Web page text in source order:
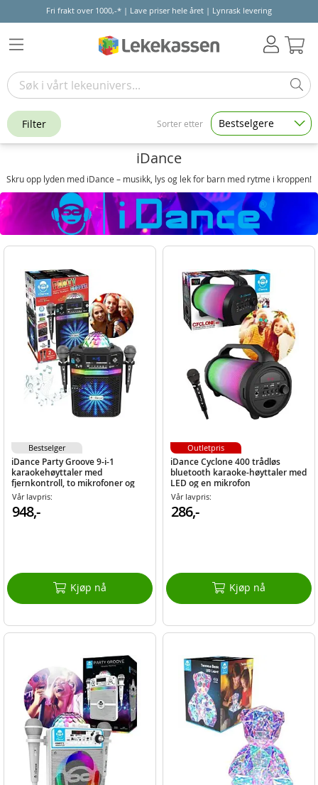
Fri frakt over 1000,-* | Lave priser hele året | Lynrask levering
iDance
Skru opp lyden med iDance – musikk, lys og lek for barn med rytme i kroppen!
iDance Party Groove 9-i-1
karaokehøyttaler med
fjernkontroll, to mikrofoner og
diskolys
Vår lavpris:
948,-
Kjøp nå
Bestselger
iDance Cyclone 400 trådløs
bluetooth karaoke-høyttaler med
LED og en mikrofon
Vår lavpris:
286,-
Kjøp nå
Outletpris
Filter Sorter etter Bestselgere